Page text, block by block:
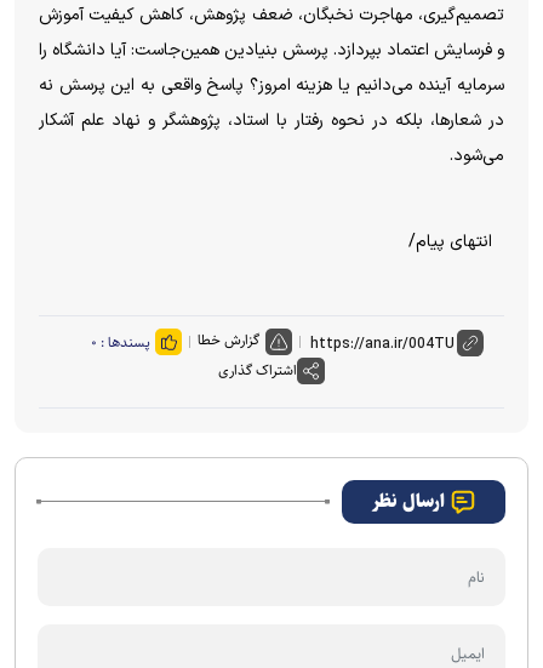
تصمیم‌گیری، مهاجرت نخبگان، ضعف پژوهش، کاهش کیفیت آموزش
و فرسایش اعتماد بپردازد. پرسش بنیادین همین‌جاست: آیا دانشگاه را
سرمایه آینده می‌دانیم یا هزینه امروز؟ پاسخ واقعی به این پرسش نه
در شعارها، بلکه در نحوه رفتار با استاد، پژوهشگر و نهاد علم آشکار
می‌شود.
انتهای پیام/
گزارش خطا پسندها : ۰
اشتراک گذاری
ارسال نظر